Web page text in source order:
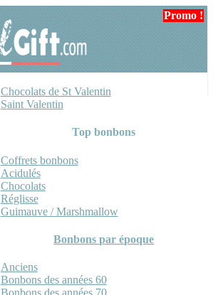
Chocolats de St Valentin
Saint Valentin
Top bonbons
Coffrets bonbons
Acidulés
Chocolats
Réglisse
Guimauve / Marshmallow
Bonbons par époque
Anciens
Bonbons des années 60
Promo !